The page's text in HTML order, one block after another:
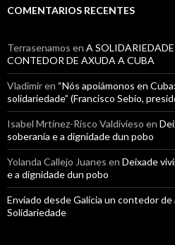
COMENTARIOS RECENTES
Terrasenamos en A
CONTEDOR DE AXUDA A CUBA
Vladimiren “Nós apoiámonos en
solidariedade” (Francisco Sebio,
Isabel Mrtínez-Risco Valdivieso en
soberanía e a dignidade dun pobo
Yolanda Callejo Juanes en Deixade
e a dignidade dun pobo
Enviado desde Galicia un contedor de
Solidariedade